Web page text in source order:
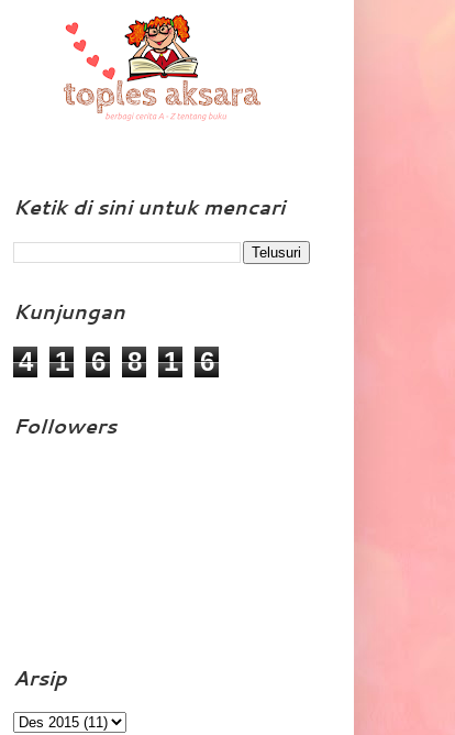
Ketik di sini untuk mencari
Kunjungan
4 1 6 8 1 6
Followers
Arsip